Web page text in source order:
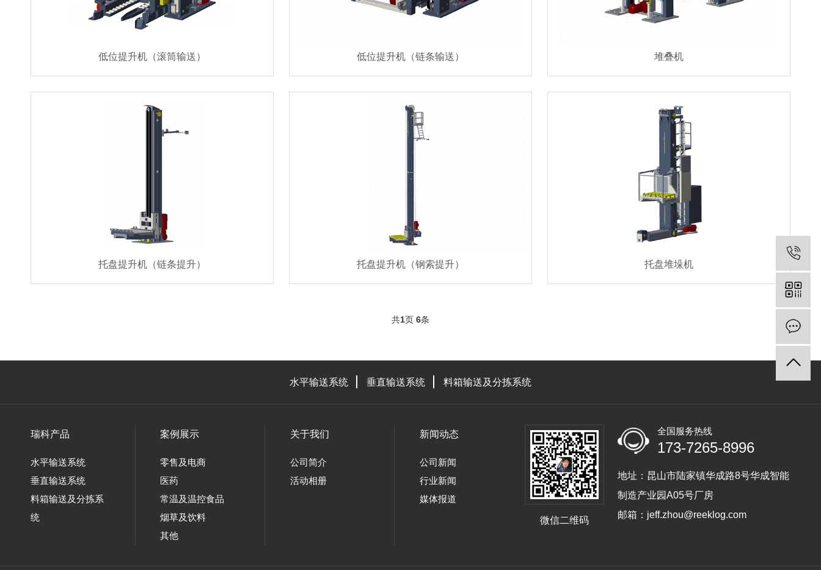
低位提升机（滚筒输送） 低位提升机（链条输送） 堆叠机
托盘提升机（链条提升） 托盘提升机（钢索提升） 托盘堆垛机
共1页 6条
水平输送系统 垂直输送系统 料箱输送及分拣系统
瑞科产品
水平输送系统
垂直输送系统
料箱输送及分拣系
统
案例展示
零售及电商
医药
常温及温控食品
烟草及饮料
其他
关于我们
公司简介
活动相册
新闻动态
公司新闻
行业新闻
媒体报道
微信二维码
全国服务热线
173-7265-8996
地址：昆山市陆家镇华成路8号华成智能
制造产业园A05号厂房
邮箱：jeff.zhou@reeklog.com